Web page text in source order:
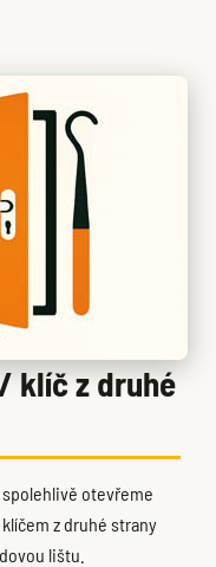
klíč z druhé
otevřeme
z druhé strany
lištu.